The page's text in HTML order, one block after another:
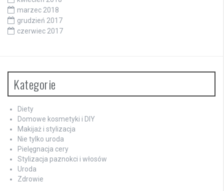
marzec 2018
grudzień 2017
czerwiec 2017
Kategorie
Diety
Domowe kosmetyki i DIY
Makijaż i stylizacja
Nie tylko uroda
Pielęgnacja cery
Stylizacja paznokci i włosów
Uroda
Zdrowie